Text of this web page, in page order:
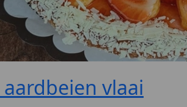
vlaai